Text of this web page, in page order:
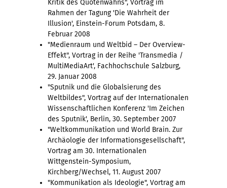
Kritik des Quotenwahns", Vortrag im
Rahmen der Tagung 'Die Wahrheit der
Illusion', Einstein-Forum Potsdam, 8.
Februar 2008
"Medienraum und Weltbid – Der Overview-
Effekt", Vortrag in der Reihe 'Transmedia /
MultiMediaArt', Fachhochschule Salzburg,
29. Januar 2008
"Sputnik und die Globalsierung des
Weltbildes", Vortrag auf der Internationalen
Wissenschaftlichen Konferenz 'Im Zeichen
des Sputnik', Berlin, 30. September 2007
"Weltkommunikation und World Brain. Zur
Archäologie der Informationsgesellschaft",
Vortrag am 30. Internationalen
Wittgenstein-Symposium,
Kirchberg/Wechsel, 11. August 2007
"Kommunikation als Ideologie", Vortrag am